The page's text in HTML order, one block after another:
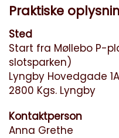
Praktiske
Sted
Start fra Møllebo P-
slotsparken)
Lyngby Hovedgade 1A
2800 Kgs. Lyngby
Kontaktperson
Anna Grethe